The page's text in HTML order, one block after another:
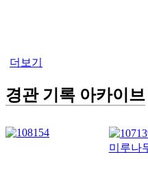
더보기
경관 기록 아카이브